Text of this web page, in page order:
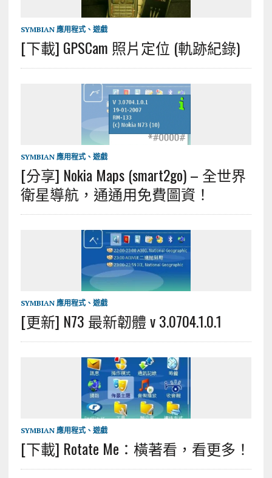
SYMBIAN 應用程式、遊戲
[下載] GPSCam 照片定位 (軌跡紀錄)
SYMBIAN 應用程式、遊戲
[分享] Nokia Maps (smart2go) – 全世界
衛星導航，通通用免費圖資！
SYMBIAN 應用程式、遊戲
[更新] N73 最新韌體 v 3.0704.1.0.1
SYMBIAN 應用程式、遊戲
[下載] Rotate Me：橫著看，看更多！